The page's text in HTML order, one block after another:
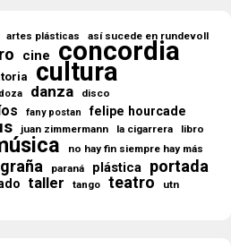
artes plásticas así sucede en rundevoll
cine concordia
cultura
danza disco
fany postan felipe hourcade
juan zimmermann la cigarrera libro
no hay fin siempre hay más
paraná plástica portada
taller tango teatro utn